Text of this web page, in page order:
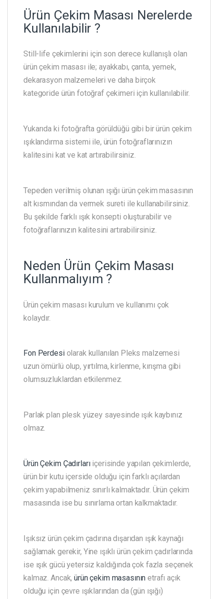
Ürün Çekim Masası Nerelerde
Kullanılabilir ?
Still-life çekimlerini için son derece kullanışlı olan
ürün çekim masası ile; ayakkabı, çanta, yemek,
dekarasyon malzemeleri ve daha birçok
kategoride ürün fotoğraf çekimeri için kullanılabilir.
Yukarıda ki fotoğrafta görüldüğü gibi bir ürün çekim
ışıklandırma sistemi ile, ürün fotoğraflarınızın
kalitesini kat ve kat artırabilirsiniz.
Tepeden verilmiş olunan ışığı ürün çekim masasının
alt kısmından da vermek sureti ile kullanabilirsiniz.
Bu şekilde farklı ışık konsepti oluşturabilir ve
fotoğraflarınızın kalitesini artırabilirsiniz.
Neden Ürün Çekim Masası
Kullanmalıyım ?
Ürün çekim masası kurulum ve kullanımı çok
kolaydır.
Fon Perdesiolarak kullanılan Pleks malzemesi
uzun ömürlü olup, yırtılma, kirlenme, kırışma gibi
olumsuzluklardan etkilenmez.
Parlak plan plesk yüzey sayesinde ışık kaybınız
olmaz.
Ürün Çekim Çadırlarıiçerisinde yapılan çekimlerde,
ürün bir kutu içerside olduğu için farklı açılardan
çekim yapabilmeniz sınırlı kalmaktadır. Ürün çekim
masasında ise bu sınırlama ortan kalkmaktadır.
Işıksız ürün çekim çadırına dışarıdan ışık kaynağı
sağlamak gerekir, Yine ışıklı ürün çekim çadırlarında
ise ışık gücü yetersiz kaldığında çok fazla seçenek
kalmaz. Ancak,ürün çekim masasının etrafı açık
olduğu için çevre ışıklarından da (gün ışığı)